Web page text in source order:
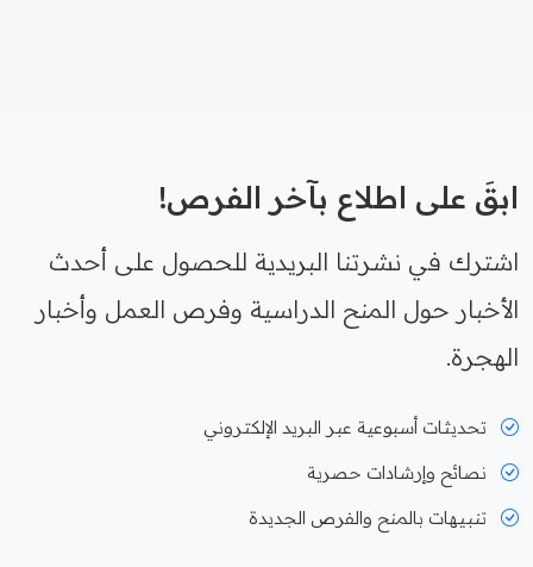
ابقَ على اطلاع بآخر الفرص!
اشترك في نشرتنا البريدية للحصول على أحدث
الأخبار حول المنح الدراسية وفرص العمل وأخبار
الهجرة.
تحديثات أسبوعية عبر البريد الإلكتروني
نصائح وإرشادات حصرية
تنبيهات بالمنح والفرص الجديدة